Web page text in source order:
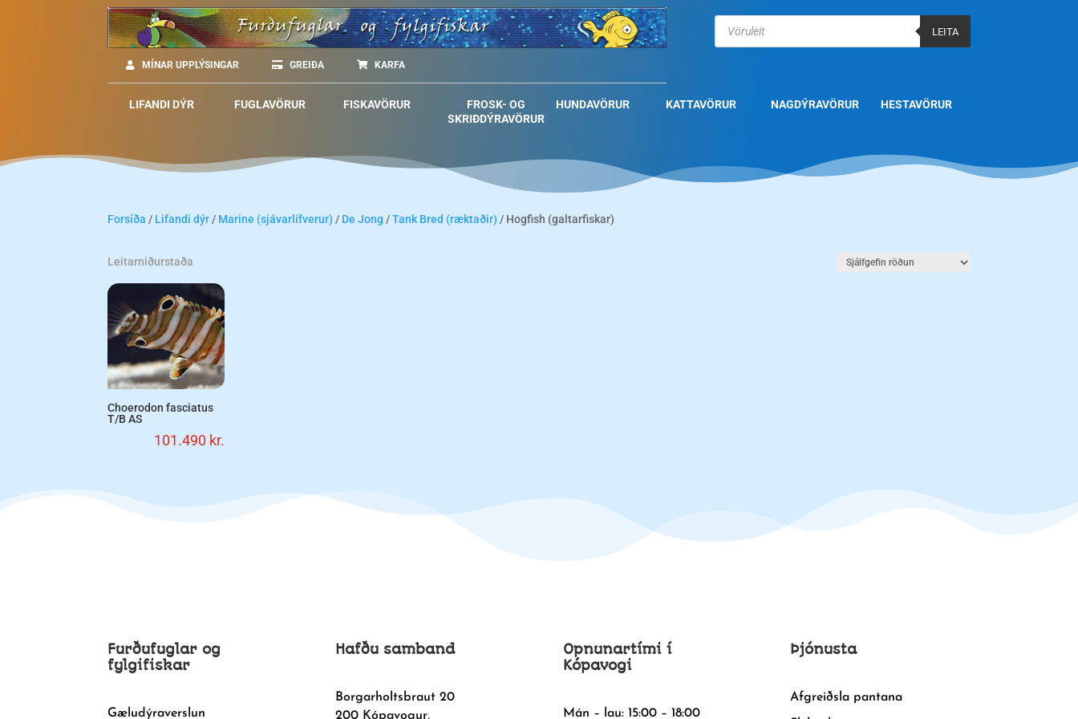
MÍNAR UPPLÝSINGAR GREIÐA KARFA
Products
search
LEITA
LIFANDI DÝR FUGLAVÖRUR FISKAVÖRUR
FROSK- OG
SKRIÐDÝRAVÖRUR
HUNDAVÖRUR KATTAVÖRUR NAGDÝRAVÖRUR HESTAVÖRUR
Forsíða / Lifandi dýr / Marine (sjávarlífverur) / De Jong /Tank Bred (ræktaðir) / Hogfish (galtarfiskar)
Leitarniðurstaða
Choerodon fasciatus
T/B AS
101.490 kr.
Furðufuglar og
fylgifiskar
Gæludýraverslun
Hafðu samband
Borgarholtsbraut 20
200 Kópavogur,
Opnunartími í
Kópavogi
Mán – lau: 15:00 – 18:00
Þjónusta
Afgreiðsla pantana